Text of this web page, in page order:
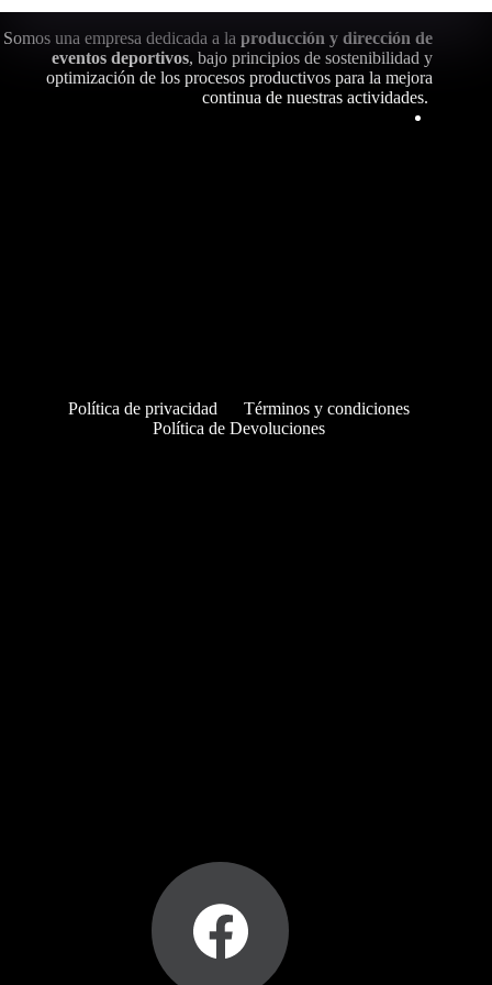
Somos una empresa dedicada a laproducción y dirección de
eventos deportivos, bajo principios de sostenibilidad y
optimización de los procesos productivos para la mejora
continua de nuestras actividades.
Política de privacidad
Términos y condiciones
Política de Devoluciones